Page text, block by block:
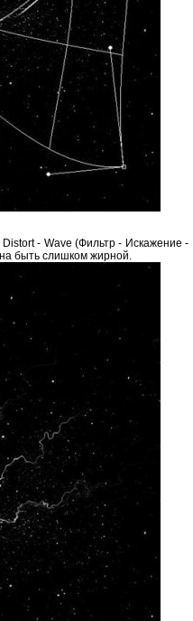
- Wave (Фильтр - Искажение -
быть слишком жирной.